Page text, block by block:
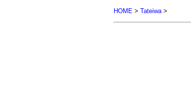
HOME> Tateiwa>